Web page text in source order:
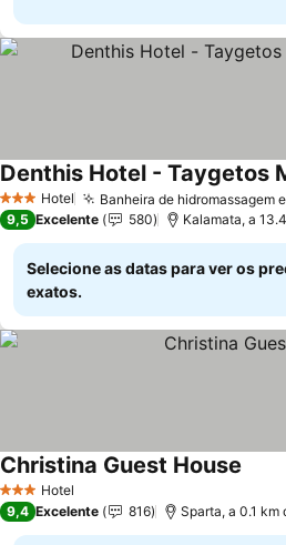
3 EstrelasHotel Banheira de hidromassagem
Denthis Hotel - Taygetos
9,5 Excelente 580 Kalamata, a
Selecione as datas para ver os
exatos.
3 EstrelasHotel
Christina Guest House
9,4 Excelente 816 Sparta, a 0.1 km